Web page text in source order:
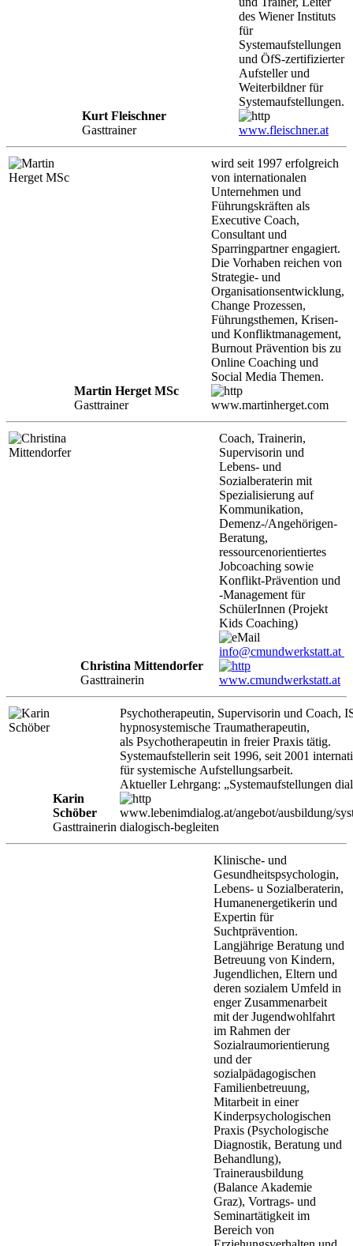
Kurt Fleischner
Gasttrainer
des Wiener Instituts
für
Systemaufstellungen
und ÖfS-zertifizierter
Aufsteller und
Weiterbildner für
Systemaufstellungen.
www.fleischner.at
Martin Herget MSc
Gasttrainer
wird seit 1997 erfolgreich
von internationalen
Unternehmen und
Führungskräften als
Executive Coach,
Consultant und
Sparringpartner engagiert.
Die Vorhaben reichen von
Strategie- und
Organisationsentwicklung,
Change Prozessen,
Führungsthemen, Krisen-
und Konfliktmanagement,
Burnout Prävention bis zu
Online Coaching und
Social Media Themen.
www.martinherget.com
Christina Mittendorfer
Gasttrainerin
Coach, Trainerin,
Supervisorin und
Lebens- und
Sozialberaterin mit
Spezialisierung auf
Kommunikation,
Demenz-/Angehörigen-
Beratung,
ressourcenorientiertes
Jobcoaching sowie
Konflikt-Prävention und
-Management für
SchülerInnen (Projekt
Kids Coaching)
info@cmundwerkstatt.at
www.cmundwerkstatt.at
Karin
Schöber
Gasttrainerin
Psychotherapeutin, Supervisorin und Coach,
hypnosystemische Traumatherapeutin,
als Psychotherapeutin in freier Praxis tätig.
Systemaufstellerin seit 1996, seit 2001
für systemische Aufstellungsarbeit.
Aktueller Lehrgang: „Systemaufstellungen
www.lebenimdialog.at/angebot/ausbildung/
dialogisch-begleiten
Klinische- und
Gesundheitspsychologin,
Lebens- u Sozialberaterin,
Humanenergetikerin und
Expertin für
Suchtprävention.
Langjährige Beratung und
Betreuung von Kindern,
Jugendlichen, Eltern und
deren sozialem Umfeld in
enger Zusammenarbeit
mit der Jugendwohlfahrt
im Rahmen der
Sozialraumorientierung
und der
sozialpädagogischen
Familienbetreuung,
Mitarbeit in einer
Kinderpsychologischen
Praxis (Psychologische
Diagnostik, Beratung und
Behandlung),
Trainerausbildung
(Balance Akademie
Graz), Vortrags- und
Seminartätigkeit im
Bereich von